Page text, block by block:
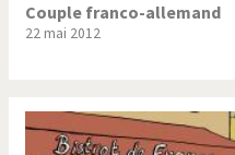
Couple franco-allemand
22 mai 2012